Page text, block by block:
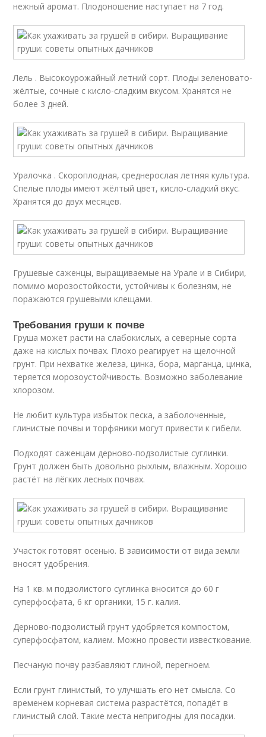
нежный аромат. Плодоношение наступает на 7 год.
Лель . Высокоурожайный летний сорт. Плоды зеленовато-
жёлтые, сочные с кисло-сладким вкусом. Хранятся не
более 3 дней.
Уралочка . Скороплодная, среднерослая летняя культура.
Спелые плоды имеют жёлтый цвет, кисло-сладкий вкус.
Хранятся до двух месяцев.
Грушевые саженцы, выращиваемые на Урале и в Сибири,
помимо морозостойкости, устойчивы к болезням, не
поражаются грушевыми клещами.
Требования груши к почве
Груша может расти на слабокислых, а северные сорта
даже на кислых почвах. Плохо реагирует на щелочной
грунт. При нехватке железа, цинка, бора, марганца, цинка,
теряется морозоустойчивость. Возможно заболевание
хлорозом.
Не любит культура избыток песка, а заболоченные,
глинистые почвы и торфяники могут привести к гибели.
Подходят саженцам дерново-подзолистые суглинки.
Грунт должен быть довольно рыхлым, влажным. Хорошо
растёт на лёгких лесных почвах.
Участок готовят осенью. В зависимости от вида земли
вносят удобрения.
На 1 кв. м подзолистого суглинка вносится до 60 г
суперфосфата, 6 кг органики, 15 г. калия.
Дерново-подзолистый грунт удобряется компостом,
суперфосфатом, калием. Можно провести известкование.
Песчаную почву разбавляют глиной, перегноем.
Если грунт глинистый, то улучшать его нет смысла. Со
временем корневая система разрастётся, попадёт в
глинистый слой. Такие места непригодны для посадки.